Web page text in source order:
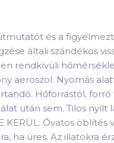
és a
általi szándékos
rendkívüli
aeroszol. Nyomás
Hőforrástól,
után sem. Tilos
KERÜL: Óvatos
ha üres. Az illatokra